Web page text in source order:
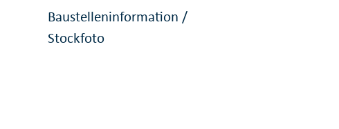
Baustelleninformation /
Stockfoto